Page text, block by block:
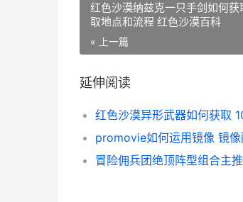
红色沙漠纳兹克一只手剑如何
取地点和流程 红色沙漠百科
« 上一篇
延伸阅读